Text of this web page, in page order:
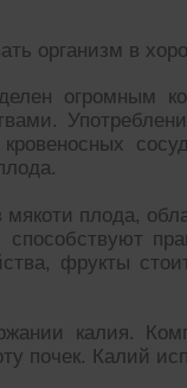
организм в
огромным
мякоти плода,
способствуют
фрукты
калия.
почек. Калий